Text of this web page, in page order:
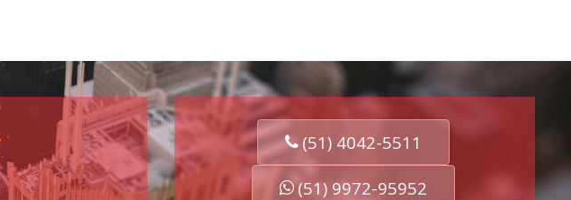
(51) 4042-5511
(51) 9972-95952